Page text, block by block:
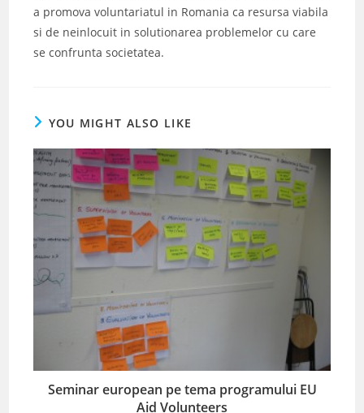
a promova voluntariatul in Romania ca resursa viabila
si de neinlocuit in solutionarea problemelor cu care
se confrunta societatea.
YOU MIGHT ALSO LIKE
Seminar european pe tema programului EU
Aid Volunteers